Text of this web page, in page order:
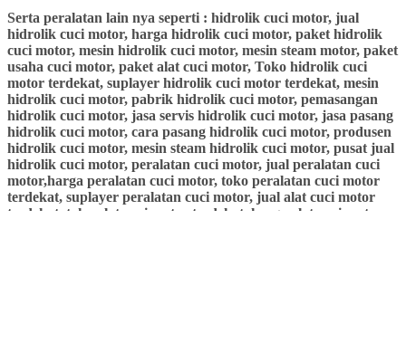
Serta peralatan lain nya seperti : hidrolik cuci motor, jual
hidrolik cuci motor, harga hidrolik cuci motor, paket hidrolik
cuci motor, mesin hidrolik cuci motor, mesin steam motor, paket
usaha cuci motor, paket alat cuci motor, Toko hidrolik cuci
motor terdekat, suplayer hidrolik cuci motor terdekat, mesin
hidrolik cuci motor, pabrik hidrolik cuci motor, pemasangan
hidrolik cuci motor, jasa servis hidrolik cuci motor, jasa pasang
hidrolik cuci motor, cara pasang hidrolik cuci motor, produsen
hidrolik cuci motor, mesin steam hidrolik cuci motor, pusat jual
hidrolik cuci motor, peralatan cuci motor, jual peralatan cuci
motor,harga peralatan cuci motor, toko peralatan cuci motor
terdekat, suplayer peralatan cuci motor, jual alat cuci motor
terdekat, toko alat cuci motor terdekat, harga alat cuci motor,